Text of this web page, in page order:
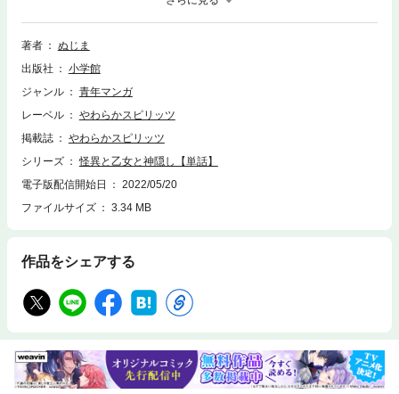
の）の書店員コンビ。 【怪異】と【少女】と【性癖】が突き刺さる現代
怪異ロマネスク！待望の第45巻配信。
著者
ぬじま
出版社
小学館
ジャンル
青年マンガ
レーベル
やわらかスピリッツ
掲載誌
やわらかスピリッツ
シリーズ
怪異と乙女と神隠し【単話】
電子版配信開始日
2022/05/20
ファイルサイズ
3.34 MB
作品をシェアする